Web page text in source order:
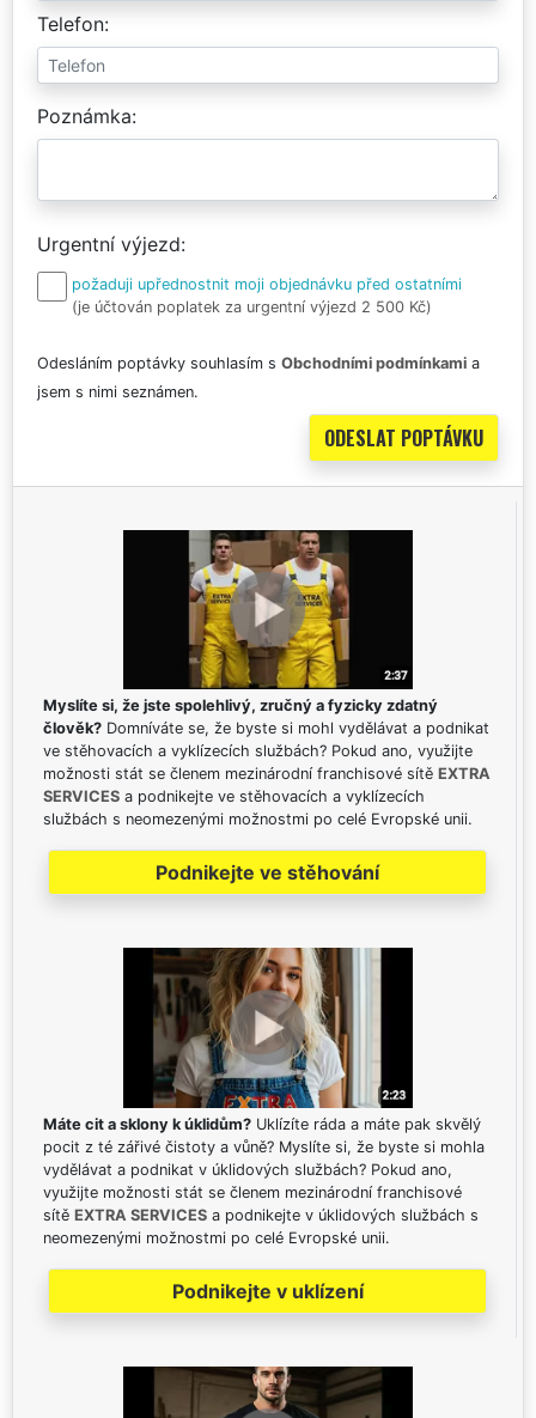
Telefon
Poznámka
Urgentní výjezd
požaduji upřednostnit moji objednávku před ostatními
(je účtován poplatek za urgentní výjezd 2 500 Kč)
Odesláním poptávky souhlasím s Obchodními podmínkami a
jsem s nimi seznámen.
Myslíte si, že jste spolehlivý, zručný a fyzicky zdatný
člověk? Domníváte se, že byste si mohl vydělávat a podnikat
ve stěhovacích a vyklízecích službách? Pokud ano, využijte
možnosti stát se členem mezinárodní franchisové sítě EXTRA
SERVICES a podnikejte ve stěhovacích a vyklízecích
službách s neomezenými možnostmi po celé Evropské unii.
Podnikejte ve stěhování
Máte cit a sklony k úklidům? Uklízíte ráda a máte pak skvělý
pocit z té zářivé čistoty a vůně? Myslíte si, že byste si mohla
vydělávat a podnikat v úklidových službách? Pokud ano,
využijte možnosti stát se členem mezinárodní franchisové
sítě EXTRA SERVICES a podnikejte v úklidových službách s
neomezenými možnostmi po celé Evropské unii.
Podnikejte v uklízení